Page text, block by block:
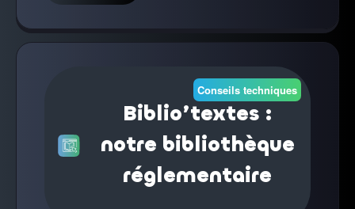
Conseils techniques
Biblio’textes :
notre bibliothèque
réglementaire